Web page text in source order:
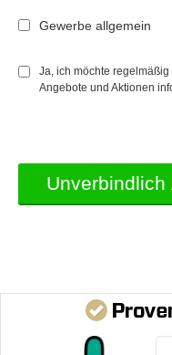
Gewerbe allgemein
Ja, ich möchte
Angebote und Aktionen